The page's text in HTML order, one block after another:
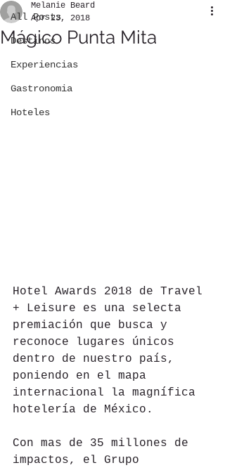
All Posts
Destinos
Experiencias
Gastronomia
Hoteles
Mágico Punta Mita
Melanie Beard
Apr 23, 2018
Hotel Awards 2018 de Travel
+ Leisure es una selecta
premiación que busca y
reconoce lugares únicos
dentro de nuestro país,
poniendo en el mapa
internacional la magnífica
hotelería de México.
Con mas de 35 millones de
impactos, el Grupo